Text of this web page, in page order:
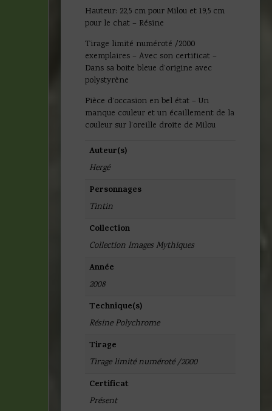
Hauteur: 22,5 cm pour Milou et 19,5 cm
pour le chat – Résine
Tirage limité numéroté /2000
exemplaires – Avec son certificat –
Dans sa boite bleue d’origine avec
polystyrène
Pièce d’occasion en bel état – Un
manque couleur et un écaillement de la
couleur sur l’oreille droite de Milou
Auteur(s)
Hergé
Personnages
Tintin
Collection
Collection Images Mythiques
Année
2008
Technique(s)
Résine Polychrome
Tirage
Tirage limité numéroté /2000
Certificat
Présent